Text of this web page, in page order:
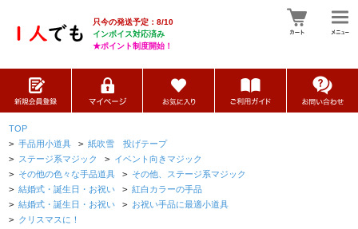
只今の発送予定：8/10
インボイス対応済み
★ポイント制度開始！
TOP
> 手品用小道具 > 紙吹雪 投げテープ
> ステージ系マジック > イベント向きマジック
> その他の色々な手品道具 > その他、ステージ系マジック
> 結婚式・誕生日・お祝い > 紅白カラーの手品
> 結婚式・誕生日・お祝い > お祝い手品に最適小道具
> クリスマスに！